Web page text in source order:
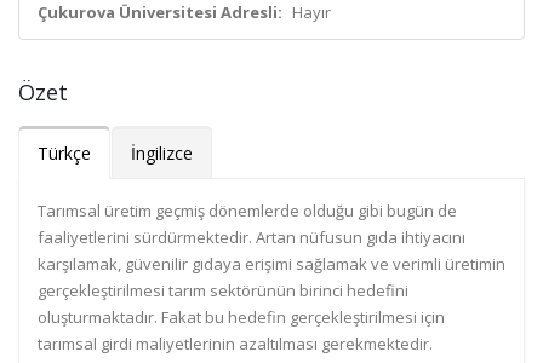
Çukurova Üniversitesi Adresli: Hayır
Özet
Türkçe İngilizce
Tarımsal üretim geçmiş dönemlerde olduğu gibi bugün de
faaliyetlerini sürdürmektedir. Artan nüfusun gıda ihtiyacını
karşılamak, güvenilir gıdaya erişimi sağlamak ve verimli üretimin
gerçekleştirilmesi tarım sektörünün birinci hedefini
oluşturmaktadır. Fakat bu hedefin gerçekleştirilmesi için
tarımsal girdi maliyetlerinin azaltılması gerekmektedir.